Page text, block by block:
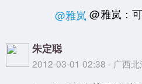
@雅岚 @雅岚：
朱定聪
2012-03-01 02:38 - 广西北